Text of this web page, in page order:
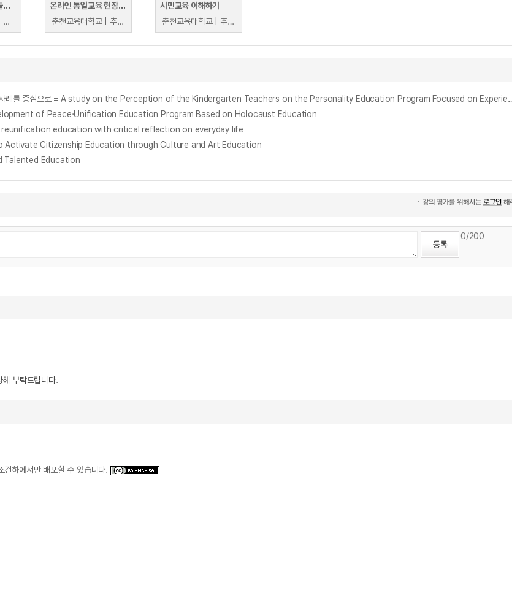
창의 인성교육, 새들이 노래를 배우는 방법
YTN SCIENCE | YTN SCIENCE
온라인 통일교육 현장체험학습
춘천교육대학교 | 추병완
시민교육 이해하기
춘천교육대학교 | 추병완
체험중심 인성교육 프로그램에 대한 유치원 교사의 인식 연구 : 부산광역시 교육청 사례를 중심으로 = A study on
of Peace·Unification Education Program Based on Holocaust Education
of reunification education with critical reflection on everyday life
to Activate Citizenship Education through Culture and Art Education
Talented Education
0/200
부탁드립니다.
하에서만 배포할 수 있습니다.